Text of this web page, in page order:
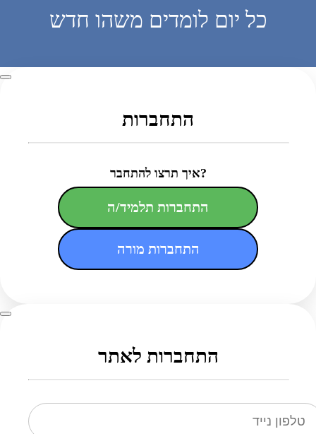
כל יום לומדים משהו חדש
התחברות
איך תרצו להתחבר?
התחברות תלמיד/ה
התחברות מורה
התחברות לאתר